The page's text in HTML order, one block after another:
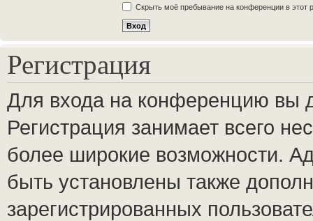
Скрыть моё пребывание на конференции в этот
Регистрация
Для входа на конференцию вы
Регистрация занимает всего
более широкие возможности.
быть установлены также
зарегистрированных